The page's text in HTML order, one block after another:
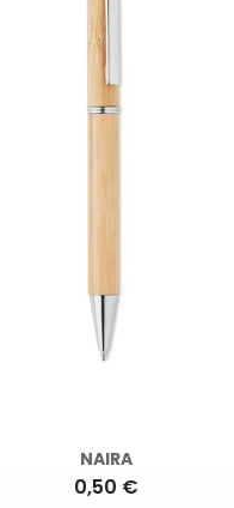
NAIRA
0,50 €